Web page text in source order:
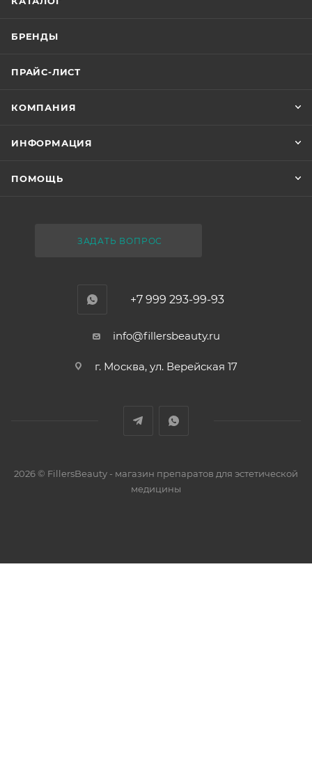
БРЕНДЫ
ПРАЙС-ЛИСТ
КОМПАНИЯ
ИНФОРМАЦИЯ
ПОМОЩЬ
ЗАДАТЬ ВОПРОС
+7 999 293-99-93
info@fillersbeauty.ru
г. Москва, ул. Верейская 17
2026 © FillersBeauty - магазин препаратов для эстетической
медицины